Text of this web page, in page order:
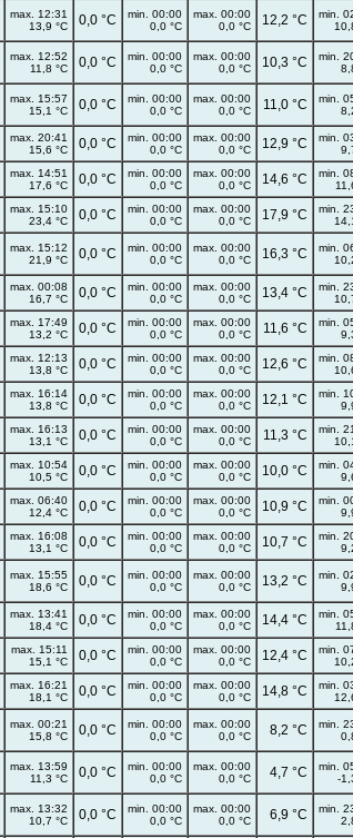
max. 12:31
13,9 °C
0,0 °C
min. 00:00
0,0 °C
max. 00:00
0,0 °C
12,2 °C
min.
max. 12:52
11,8 °C
0,0 °C
min. 00:00
0,0 °C
max. 00:00
0,0 °C
10,3 °C
min.
max. 15:57
15,1 °C
0,0 °C
min. 00:00
0,0 °C
max. 00:00
0,0 °C
11,0 °C
min.
max. 20:41
15,6 °C
0,0 °C
min. 00:00
0,0 °C
max. 00:00
0,0 °C
12,9 °C
min.
max. 14:51
17,6 °C
0,0 °C
min. 00:00
0,0 °C
max. 00:00
0,0 °C
14,6 °C
min.
max. 15:10
23,4 °C
0,0 °C
min. 00:00
0,0 °C
max. 00:00
0,0 °C
17,9 °C
min.
max. 15:12
21,9 °C
0,0 °C
min. 00:00
0,0 °C
max. 00:00
0,0 °C
16,3 °C
min.
max. 00:08
16,7 °C
0,0 °C
min. 00:00
0,0 °C
max. 00:00
0,0 °C
13,4 °C
min.
max. 17:49
13,2 °C
0,0 °C
min. 00:00
0,0 °C
max. 00:00
0,0 °C
11,6 °C
min.
max. 12:13
13,8 °C
0,0 °C
min. 00:00
0,0 °C
max. 00:00
0,0 °C
12,6 °C
min.
max. 16:14
13,8 °C
0,0 °C
min. 00:00
0,0 °C
max. 00:00
0,0 °C
12,1 °C
min.
max. 16:13
13,1 °C
0,0 °C
min. 00:00
0,0 °C
max. 00:00
0,0 °C
11,3 °C
min.
max. 10:54
10,5 °C
0,0 °C
min. 00:00
0,0 °C
max. 00:00
0,0 °C
10,0 °C
min.
max. 06:40
12,4 °C
0,0 °C
min. 00:00
0,0 °C
max. 00:00
0,0 °C
10,9 °C
min.
max. 16:08
13,1 °C
0,0 °C
min. 00:00
0,0 °C
max. 00:00
0,0 °C
10,7 °C
min.
max. 15:55
18,6 °C
0,0 °C
min. 00:00
0,0 °C
max. 00:00
0,0 °C
13,2 °C
min.
max. 13:41
18,4 °C
0,0 °C
min. 00:00
0,0 °C
max. 00:00
0,0 °C
14,4 °C
min.
max. 15:11
15,1 °C
0,0 °C
min. 00:00
0,0 °C
max. 00:00
0,0 °C
12,4 °C
min.
max. 16:21
18,1 °C
0,0 °C
min. 00:00
0,0 °C
max. 00:00
0,0 °C
14,8 °C
min.
max. 00:21
15,8 °C
0,0 °C
min. 00:00
0,0 °C
max. 00:00
0,0 °C
8,2 °C
min.
max. 13:59
11,3 °C
0,0 °C
min. 00:00
0,0 °C
max. 00:00
0,0 °C
4,7 °C
min.
-
max. 13:32
10,7 °C
0,0 °C
min. 00:00
0,0 °C
max. 00:00
0,0 °C
6,9 °C
min.